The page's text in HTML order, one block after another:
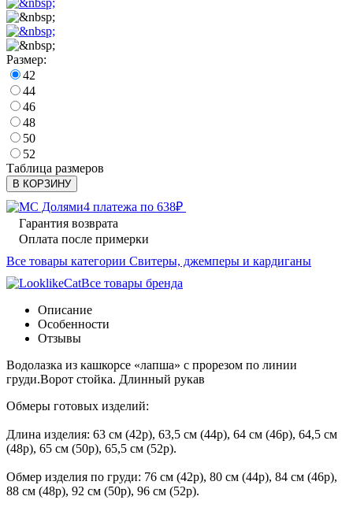
Размер:
42
44
46
48
50
52
Таблица размеров
В КОРЗИНУ
4 платежа по 638₽
Гарантия возврата
Оплата после примерки
Все товары категории Свитеры, джемперы и кардиганы
Все товары бренда
Описание
Особенности
Отзывы
Водолазка из кашкорсе «лапша» с прорезом по линии
груди.Ворот стойка. Длинный рукав
Обмеры готовых изделий:
Длина изделия: 63 см (42р), 63,5 см (44р), 64 см (46р), 64,5 см
(48р), 65 см (50р), 65,5 см (52р).
Обмер изделия по груди: 76 см (42р), 80 см (44р), 84 см (46р),
88 см (48р), 92 см (50р), 96 см (52р).